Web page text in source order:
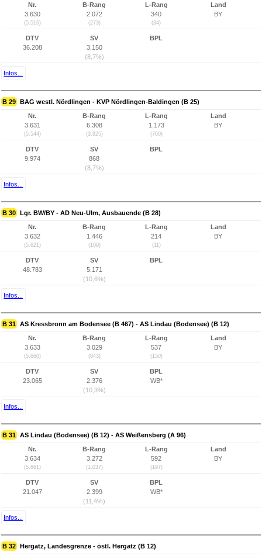
Nr.
3.630
(5.516)
B-Rang
2.072
(273)
L-Rang
340
(34)
Land
BY
DTV
36.208
SV
3.150
(8,7%)
BPL
Infos...
B 29 BAG westl. Nördlingen - KVP Nördlingen-Baldingen (B 25)
Nr.
3.631
(5.544)
B-Rang
6.308
(3.925)
L-Rang
1.173
(760)
Land
BY
DTV
9.974
SV
868
(8,7%)
BPL
Infos...
B 30 Lgr. BW/BY - AD Neu-Ulm, Ausbauende (B 28)
Nr.
3.632
(5.621)
B-Rang
1.446
(109)
L-Rang
214
(11)
Land
BY
DTV
48.783
SV
5.171
(10,6%)
BPL
Infos...
B 31 AS Kressbronn am Bodensee (B 467) - AS Lindau (Bodensee) (B 12)
Nr.
3.633
(5.660)
B-Rang
3.029
(843)
L-Rang
537
(150)
Land
BY
DTV
23.065
SV
2.376
(10,3%)
BPL
WB*
Infos...
B 31 AS Lindau (Bodensee) (B 12) - AS Weißensberg (A 96)
Nr.
3.634
(5.661)
B-Rang
3.272
(1.037)
L-Rang
592
(197)
Land
BY
DTV
21.047
SV
2.399
(11,4%)
BPL
WB*
Infos...
B 32 Hergatz, Landesgrenze - östl. Hergatz (B 12)